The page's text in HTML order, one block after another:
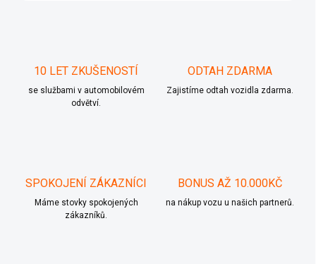
10 LET ZKUŠENOSTÍ
se službami v automobilovém
odvětví.
ODTAH ZDARMA
Zajistíme odtah vozidla zdarma.
SPOKOJENÍ ZÁKAZNÍCI
Máme stovky spokojených
zákazníků.
BONUS AŽ 10.000KČ
na nákup vozu u našich partnerů.